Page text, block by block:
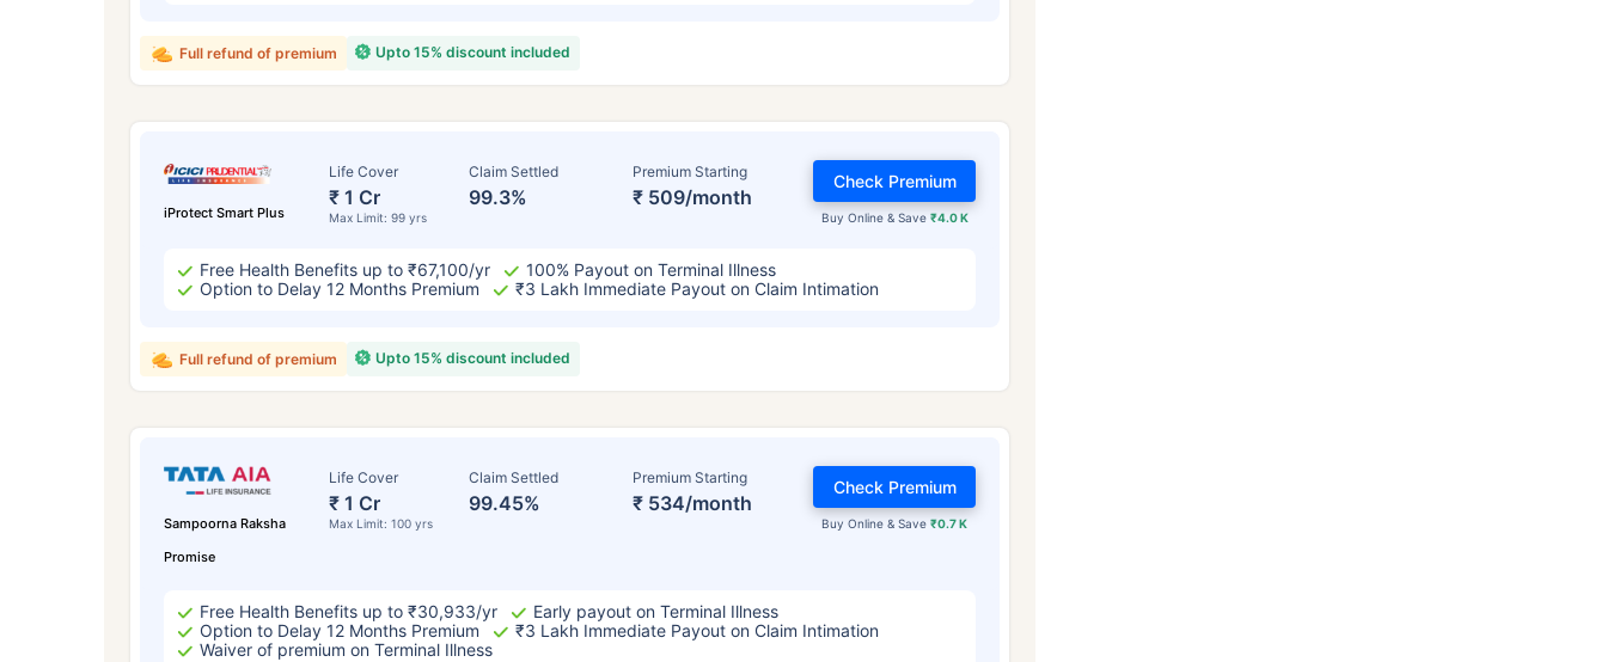
Upto 15% discount included
Full refund of premium
iProtect Smart Plus
Life Cover
₹ 1 Cr
Max Limit: 99 yrs
Claim Settled
99.3%
Premium Starting
₹ 509/month
Buy Online & Save ₹4.0 K
Check Premium
Free Health Benefits up to ₹67,100/yr
100% Payout on Terminal Illness
Option to Delay 12 Months Premium
₹3 Lakh Immediate Payout on Claim Intimation
Upto 15% discount included
Full refund of premium
Sampoorna Raksha
Promise
Life Cover
₹ 1 Cr
Max Limit: 100 yrs
Claim Settled
99.45%
Premium Starting
₹ 534/month
Buy Online & Save₹0.7 K
Check Premium
Free Health Benefits up to ₹30,933/yr
Early payout on Terminal Illness
Option to Delay 12 Months Premium
₹3 Lakh Immediate Payout on Claim Intimation
Waiver of premium on Terminal Illness